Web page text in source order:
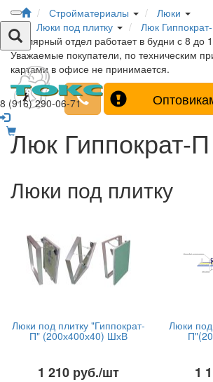
8 (916) 290-06-71
Стройматериалы
Люки
Люки под плитку
Люк
Столярный отдел работает в будни с 8 до
Уважаемые покупатели, по техническим
картами в офисе не принимается.
Люк Гиппократ-П
Люки под плитку
Люки под плитку "Гиппократ-
П" (200х400х40) ШхВ
1 210 руб./шт
Люки под
1